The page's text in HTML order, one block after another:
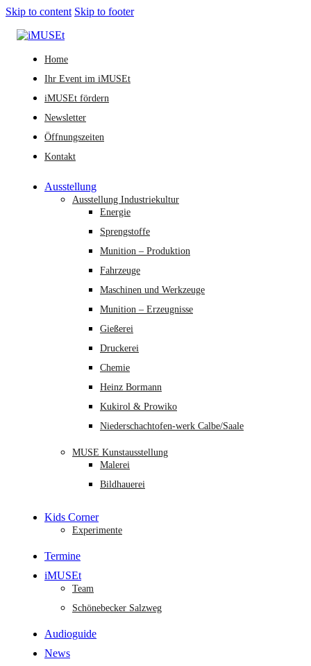
Skip to content Skip to footer
Home
Ihr Event im iMUSEt
iMUSEt fördern
Newsletter
Öffnungszeiten
Kontakt
Ausstellung
Ausstellung Industriekultur
Energie
Sprengstoffe
Munition – Produktion
Fahrzeuge
Maschinen und Werkzeuge
Munition – Erzeugnisse
Gießerei
Druckerei
Chemie
Heinz Bormann
Kukirol & Prowiko
Niederschachtofen-werk Calbe/Saale
MUSE Kunstausstellung
Malerei
Bildhauerei
Kids Corner
Experimente
Termine
iMUSEt
Team
Schönebecker Salzweg
Audioguide
News